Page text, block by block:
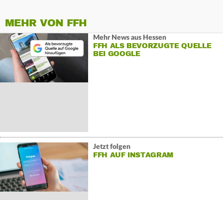
MEHR VON FFH
Mehr News aus Hessen
FFH ALS BEVORZUGTE QUELLE
BEI GOOGLE
Jetzt folgen
FFH AUF INSTAGRAM